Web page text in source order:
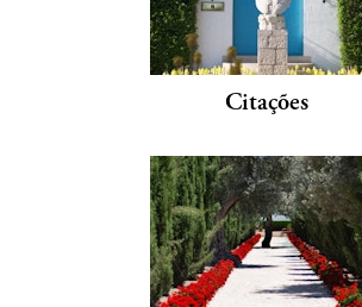
Citações